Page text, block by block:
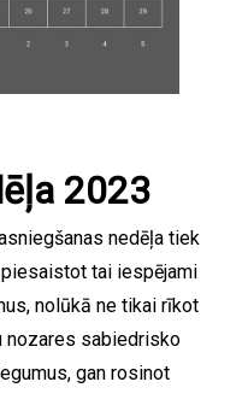
2023
nedēļa tiek
tai iespējami
nolūkā ne tikai rīkot
nozares sabiedrisko
gan rosinot